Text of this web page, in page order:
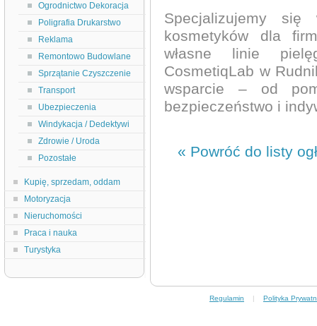
Ogrodnictwo Dekoracja
Poligrafia Drukarstwo
Reklama
Remontowo Budowlane
Sprzątanie Czyszczenie
Transport
Ubezpieczenia
Windykacja / Dedektywi
Zdrowie / Uroda
Pozostałe
Kupię, sprzedam, oddam
Motoryzacja
Nieruchomości
Praca i nauka
Turystyka
Specjalizujemy się
kosmetyków dla
własne linie
CosmetiqLab w
wsparcie – od
bezpieczeństwo i
« Powróć do listy
Regulamin | Polityka